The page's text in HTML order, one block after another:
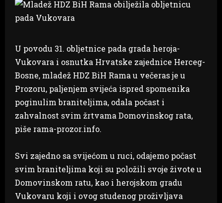
U povodu 31. obljetnice pada grada heroja-
Vukovara i osnutka Hrvatske zajednice Herceg-
Bosne, mladež HDZ BiH Rama u večeras je u
Prozoru, paljenjem svijeća ispred spomenika
poginulim braniteljima, odala počast i
zahvalnost svim žrtvama Domovinskog rata,
piše rama-prozor.info.
Svi zajedno sa svijećom u ruci, odajemo počast
svim braniteljima koji su položili svoje živote u
Domovinskom ratu, kao i herojskom gradu
Vukovaru koji i ovog studenog proživljava